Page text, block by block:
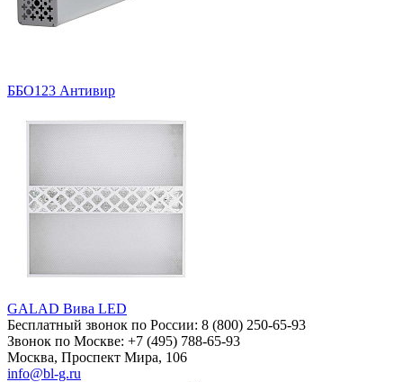
ББО123 Антивир
GALAD Вива LED
Бесплатный звонок по России: 8 (800) 250-65-93
Звонок по Москве: +7 (495) 788-65-93
Москва, Проспект Мира, 106
info@bl-g.ru